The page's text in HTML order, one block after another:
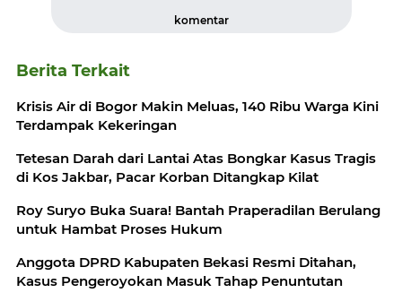
komentar
Berita Terkait
Krisis Air di Bogor Makin Meluas, 140 Ribu Warga Kini
Terdampak Kekeringan
Tetesan Darah dari Lantai Atas Bongkar Kasus Tragis
di Kos Jakbar, Pacar Korban Ditangkap Kilat
Roy Suryo Buka Suara! Bantah Praperadilan Berulang
untuk Hambat Proses Hukum
Anggota DPRD Kabupaten Bekasi Resmi Ditahan,
Kasus Pengeroyokan Masuk Tahap Penuntutan